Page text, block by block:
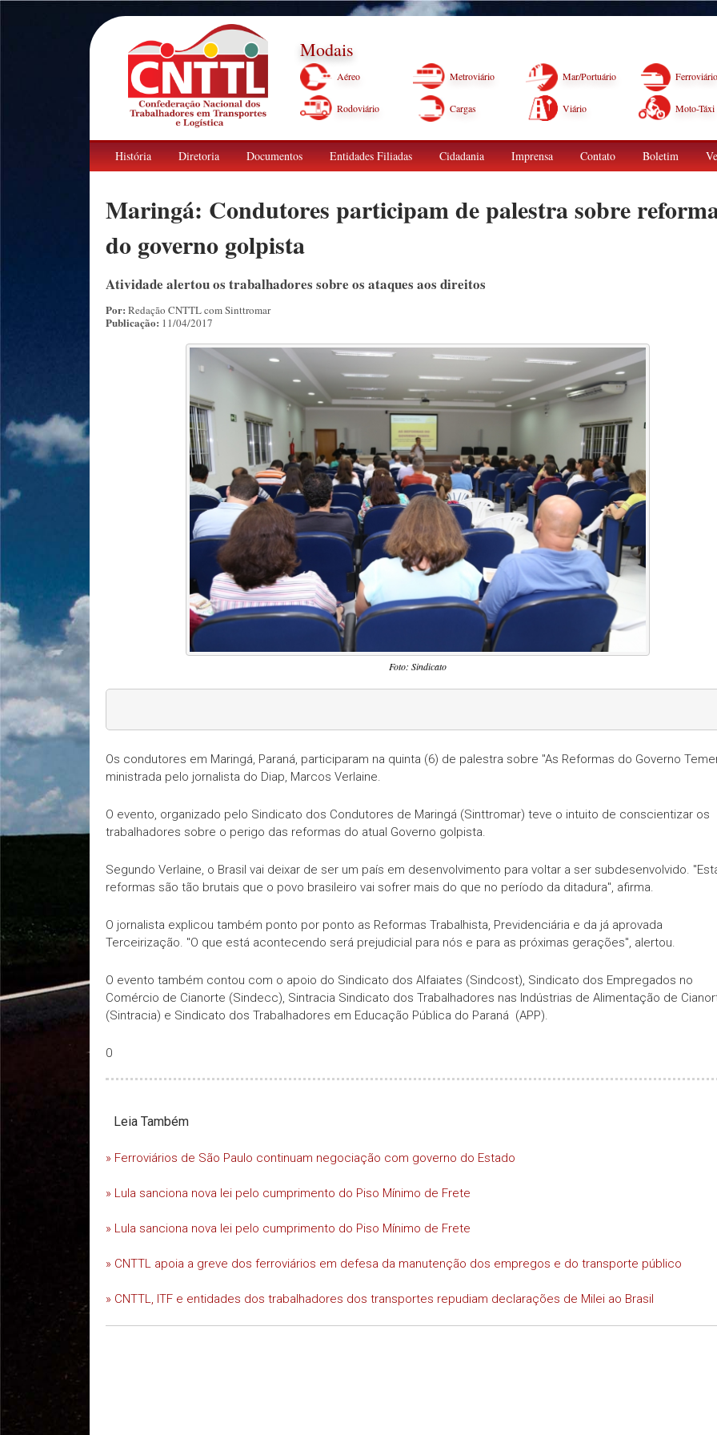
Modais
Aéreo Metroviário Mar/Portuário Ferroviário
Rodoviário Cargas Viário Moto-Táxi
História Diretoria Documentos Entidades Filiadas Cidadania Imprensa Contato Boletim
Maringá: Condutores participam de palestra sobre
do governo golpista
Atividade alertou os trabalhadores sobre os ataques aos direitos
Por: Redação CNTTL com Sinttromar
Publicação: 11/04/2017
Foto: Sindicato
Os condutores em Maringá, Paraná, participaram na quinta (6) de palestra sobre "As Reformas do Governo
ministrada pelo jornalista do Diap, Marcos Verlaine.
O evento, organizado pelo Sindicato dos Condutores de Maringá (Sinttromar) teve o intuito de conscientizar os
trabalhadores sobre o perigo das reformas do atual Governo golpista.
Segundo Verlaine, o Brasil vai deixar de ser um país em desenvolvimento para voltar a ser subdesenvolvido.
reformas são tão brutais que o povo brasileiro vai sofrer mais do que no período da ditadura", afirma.
O jornalista explicou também ponto por ponto as Reformas Trabalhista, Previdenciária e da já aprovada
Terceirização. "O que está acontecendo será prejudicial para nós e para as próximas gerações", alertou.
O evento também contou com o apoio do Sindicato dos Alfaiates (Sindcost), Sindicato dos Empregados no
Comércio de Cianorte (Sindecc), Sintracia Sindicato dos Trabalhadores nas Indústrias de Alimentação de
(Sintracia) e Sindicato dos Trabalhadores em Educação Pública do Paraná (APP).
0
Leia Também
» Ferroviários de São Paulo continuam negociação com governo do Estado
» Lula sanciona nova lei pelo cumprimento do Piso Mínimo de Frete
» Lula sanciona nova lei pelo cumprimento do Piso Mínimo de Frete
» CNTTL apoia a greve dos ferroviários em defesa da manutenção dos empregos e do transporte público
» CNTTL, ITF e entidades dos trabalhadores dos transportes repudiam declarações de Milei ao Brasil